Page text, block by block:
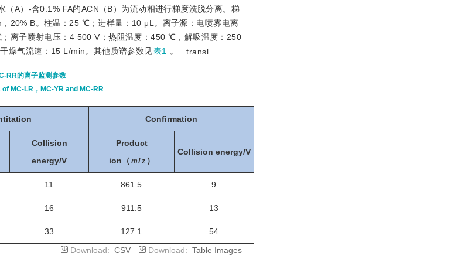
A）-含0.1% FA的ACN（B）为流动相进行梯度洗脱分离。梯
20% B。柱温：25 ℃；进样量：10 μL。离子源：电喷雾电离
离子喷射电压：4 500 V；热阻温度：450 ℃，解吸温度：250
燥气流速：15 L/min。其他质谱参数见表1 。 transl
RR的离子监测参数
MC-LR，MC-YR and MC-RR
Confirmation
Collision
energy/V
Product
ion（ m/z ）
Collision energy/V
11 861.5 9
16 911.5 13
33 127.1
54
Download: CSV Download: Table Images